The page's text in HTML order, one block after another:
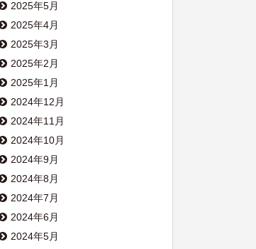
2025年5月
2025年4月
2025年3月
2025年2月
2025年1月
2024年12月
2024年11月
2024年10月
2024年9月
2024年8月
2024年7月
2024年6月
2024年5月